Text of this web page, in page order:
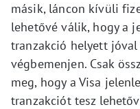
másik, láncon kívüli
lehetővé válik, hogy a
tranzakció helyett
végbemenjen. Csak
meg, hogy a Visa
tranzakciót tesz